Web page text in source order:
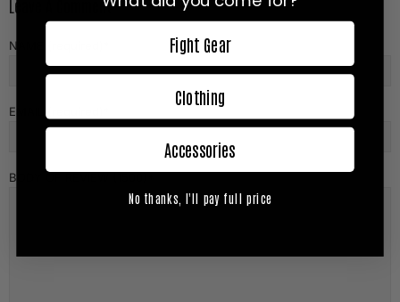
Leave A Comment
NAME (required)
EMAIL (required)
BODY OF REVIEW (1500)
Fight Gear
Clothing
Accessories
No thanks, I'll pay full price